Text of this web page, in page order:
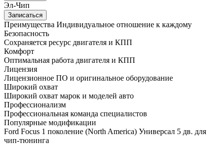
Эл-Чип
Записаться
Преимущества Индивидуальное отношение к каждому
Безопасность
Сохраняется ресурс двигателя и КПП
Комфорт
Оптимальная работа двигателя и КПП
Лицензия
Лицензионное ПО и оригинальное оборудование
Широкий охват
Широкий охват марок и моделей авто
Профессионализм
Профессиональная команда специалистов
Популярные модификации
Ford Focus 1 поколение (North America) Универсал 5 дв. для
чип-тюнинга